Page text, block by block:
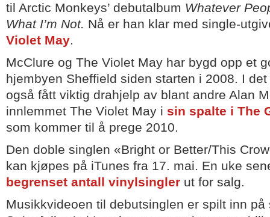
til Arctic Monkeys’ debutalbum Whatever
What I’m Not. Nå er han klar med single-
Violet May.
McClure og The Violet May har bygd opp et
hjembyen Sheffield siden starten i 2008. I
også fått viktig drahjelp av blant andre Alan
innlemmet The Violet May i sin spalte i The
som kommer til å prege 2010.
Den doble singlen «Bright or Better/This
kan kjøpes på iTunes fra 17. mai. En uke
begrenset antall vinylsingler ut for salg.
Musikkvideoen til debutsinglen er spilt inn på